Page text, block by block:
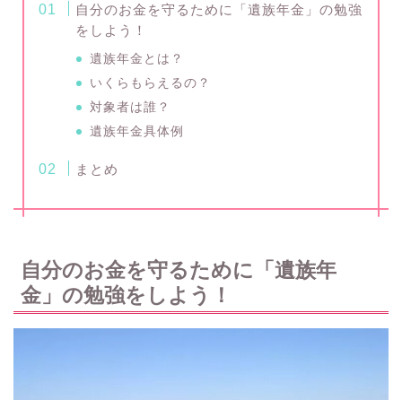
自分のお金を守るために「遺族年金」の勉強
をしよう！
遺族年金とは？
いくらもらえるの？
対象者は誰？
遺族年金具体例
まとめ
自分のお金を守るために「遺族年
金」の勉強をしよう！